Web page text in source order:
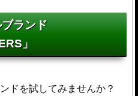
ランド
」
ドを試してみませんか？